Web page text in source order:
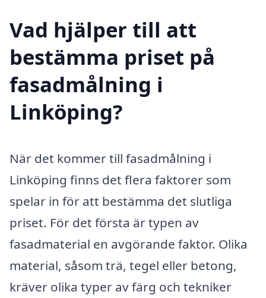
Vad hjälper till att
bestämma priset på
fasadmålning i
Linköping?
När det kommer till fasadmålning i
Linköping finns det flera faktorer som
spelar in för att bestämma det slutliga
priset. För det första är typen av
fasadmaterial en avgörande faktor. Olika
material, såsom trä, tegel eller betong,
kräver olika typer av färg och tekniker